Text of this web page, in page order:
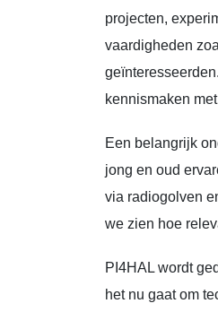
projecten,
vaardigheden
kennismaken
Een belangrijk
jong en oud
via radiogolven
we zien hoe
PI4HAL wordt
het nu gaat om